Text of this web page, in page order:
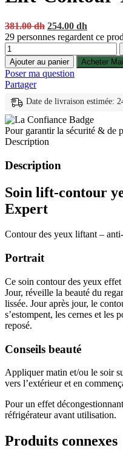
381.00dh Original
price
381.00 dh.
254.00 dh
price
254.00
29 personnes regardent ce
Quantité
Ajouter au panier
Acheter
Poser ma question
Partager
Date de livraison estimée:
Pour garantir la sécurité & de
Description
Description
Soin lift-contour
Expert
Contour des yeux liftant –
Portrait
Ce soin contour des yeux
Jour, réveille la beauté du
lissée. Jour après jour, le
s’estompent, les cernes et les
reposé.
Conseils beauté
Appliquer matin et/ou le soir
vers l’extérieur et en
Pour un effet
réfrigérateur avant utilisation.
Produits connexes